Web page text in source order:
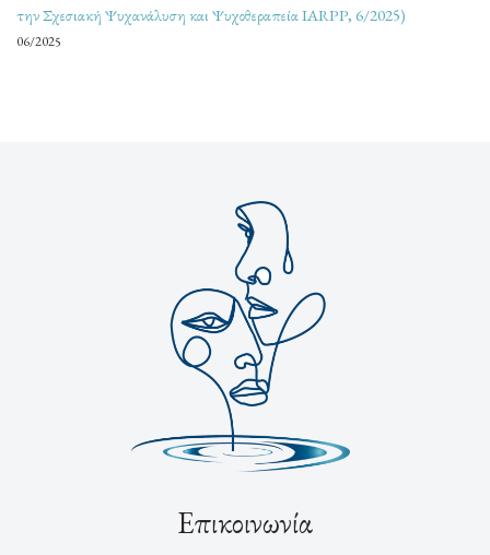
την Σχεσιακή Ψυχανάλυση και Ψυχοθεραπεία IARPP, 6/2025)
06/2025
Επικοινωνία